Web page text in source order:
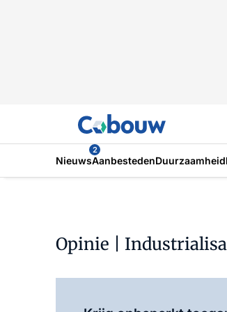
Nieuws
2
AanbestedenDuurzaamheid
Opinie |